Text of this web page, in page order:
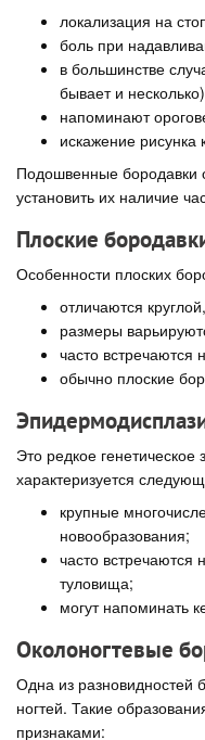
локализация на
боль при
в большинстве
бывает и
напоминают
искажение рисунка
Подошвенные бородавки
установить их наличие
Плоские
Особенности плоских
отличаются
размеры
часто встречаются
обычно плоские
Это редкое
характеризуется
крупные
новообразования;
часто встречаются
туловища;
могут напоминать
Околоногтевые
Одна из разновидностей
ногтей. Такие
признаками: